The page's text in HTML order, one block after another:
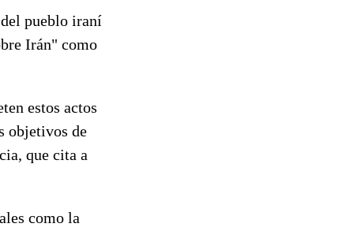
pueblo iraní
Irán" como
estos actos
objetivos de
que cita a
como la